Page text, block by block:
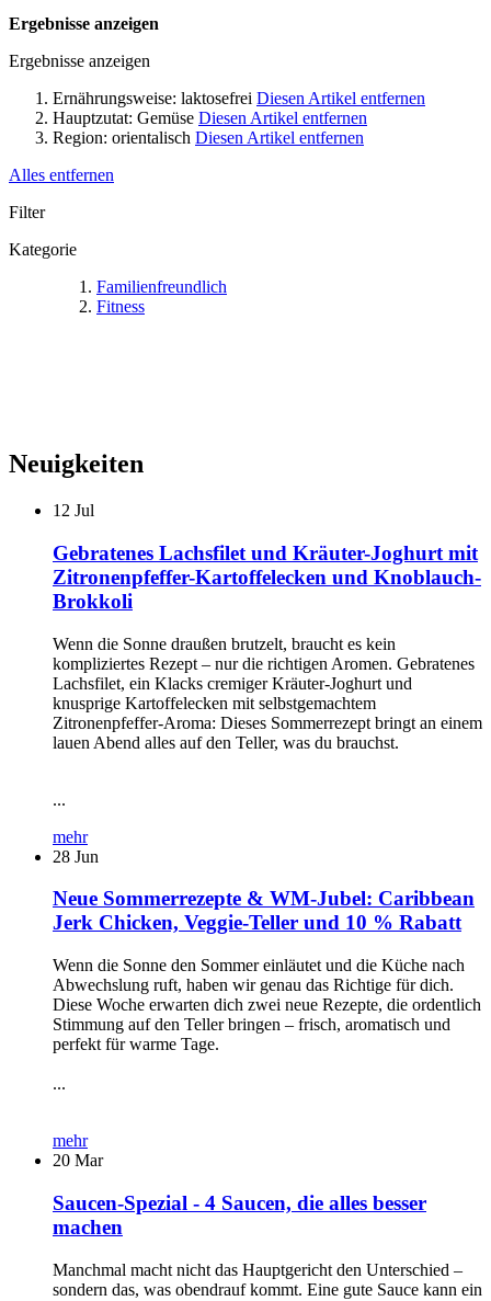
Ergebnisse anzeigen
Ergebnisse anzeigen
Ernährungsweise: laktosefrei Diesen Artikel entfernen
Hauptzutat: Gemüse Diesen Artikel entfernen
Region: orientalisch Diesen Artikel entfernen
Alles entfernen
Filter
Kategorie
Familienfreundlich
Fitness
Neuigkeiten
12 Jul
Gebratenes Lachsfilet und Kräuter-Joghurt mit
Zitronenpfeffer-Kartoffelecken und Knoblauch-
Brokkoli
Wenn die Sonne draußen brutzelt, braucht es kein
kompliziertes Rezept – nur die richtigen Aromen. Gebratenes
Lachsfilet, ein Klacks cremiger Kräuter-Joghurt und
knusprige Kartoffelecken mit selbstgemachtem
Zitronenpfeffer-Aroma: Dieses Sommerrezept bringt an einem
lauen Abend alles auf den Teller, was du brauchst.
...
mehr
28 Jun
Neue Sommerrezepte & WM-Jubel: Caribbean
Jerk Chicken, Veggie-Teller und 10 % Rabatt
Wenn die Sonne den Sommer einläutet und die Küche nach
Abwechslung ruft, haben wir genau das Richtige für dich.
Diese Woche erwarten dich zwei neue Rezepte, die ordentlich
Stimmung auf den Teller bringen – frisch, aromatisch und
perfekt für warme Tage.
...
mehr
20 Mar
Saucen-Spezial - 4 Saucen, die alles besser
machen
Manchmal macht nicht das Hauptgericht den Unterschied –
sondern das, was obendrauf kommt. Eine gute Sauce kann ein